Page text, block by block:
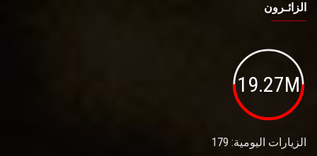
الزائـرون
19.27M
الزيارات اليومية: 179